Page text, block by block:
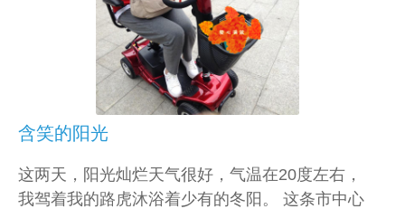
含笑的阳光
这两天，阳光灿烂天气很好，气温在20度左右，
我驾着我的路虎沐浴着少有的冬阳。 这条市中心